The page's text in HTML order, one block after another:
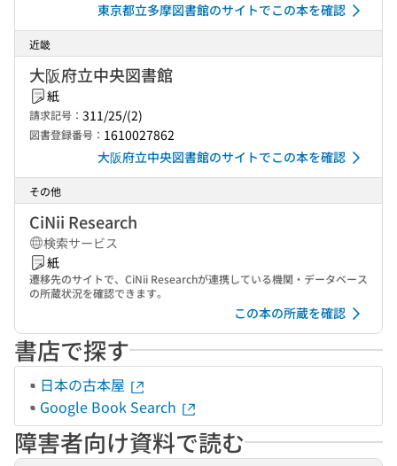
東京都立多摩図書館のサイトでこの本を確認
近畿
大阪府立中央図書館
紙
請求記号： 311/25/(2)
図書登録番号： 1610027862
大阪府立中央図書館のサイトでこの本を確認
その他
CiNii Research
検索サービス
紙
遷移先のサイトで、CiNii Researchが連携している機関・データベース
の所蔵状況を確認できます。
この本の所蔵を確認
書店で探す
日本の古本屋
Google Book Search
障害者向け資料で読む